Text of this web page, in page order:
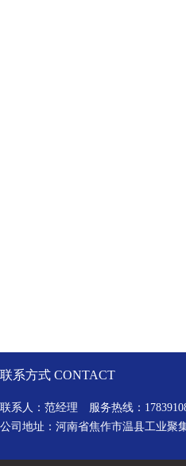
联系方式 CONTACT
联系人：范经理 服务热线：
公司地址：河南省焦作市温县工业聚